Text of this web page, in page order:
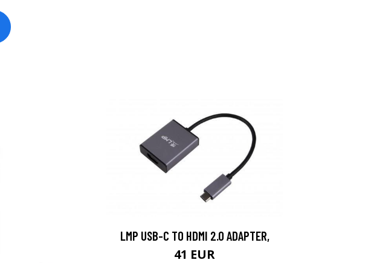
LMP USB-C TO HDMI 2.0 ADAPTER,
41 EUR